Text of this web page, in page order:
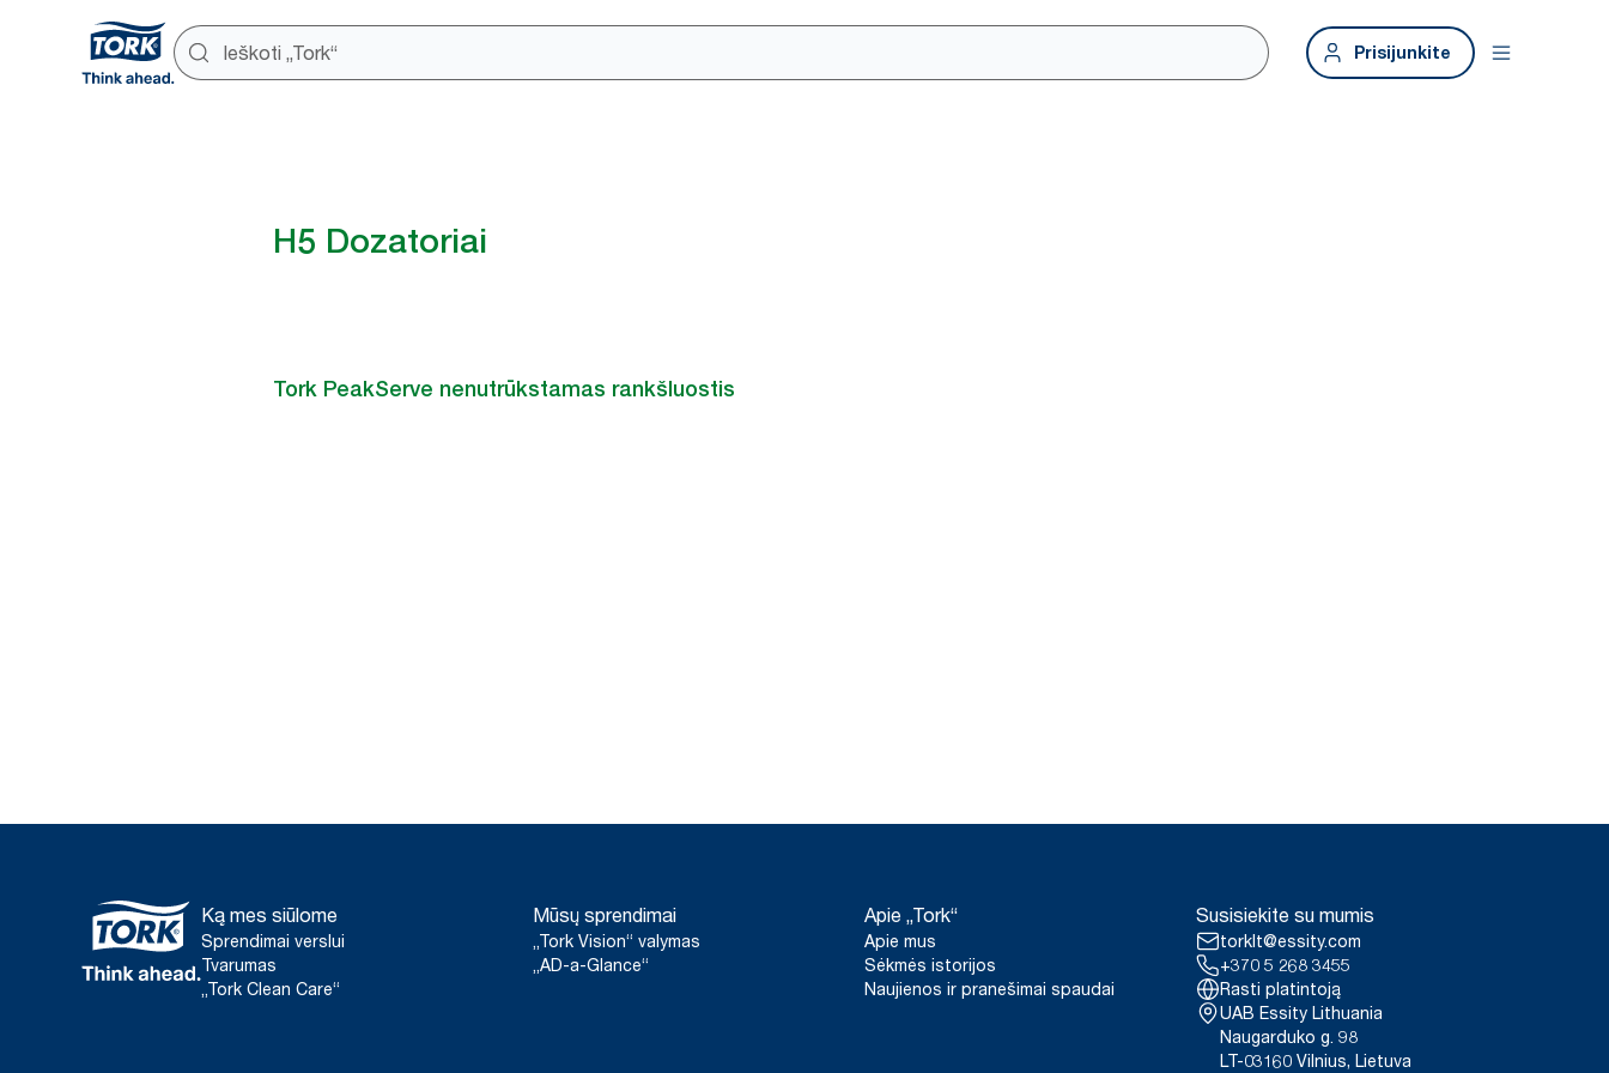
Prisijunkite
H5 Dozatoriai
Tork PeakServe nenutrūkstamas rankšluostis
Ką mes siūlome
Sprendimai verslui
Tvarumas
„Tork Clean Care“
Mūsų sprendimai
„Tork Vision“ valymas
„AD-a-Glance“
Apie „Tork“
Apie mus
Sėkmės istorijos
Naujienos ir pranešimai spaudai
Susisiekite su mumis
torklt@essity.com
+370 5 268 3455
Rasti platintoją
UAB Essity Lithuania
Naugarduko g. 98
LT-03160 Vilnius, Lietuva